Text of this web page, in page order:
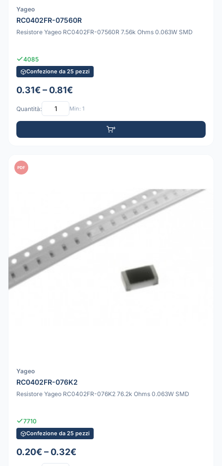
Yageo
RC0402FR-07560R
Resistore Yageo RC0402FR-07560R 7.56k Ohms 0.063W SMD
4085
Confezione da 25 pezzi
0.31€ – 0.81€
Quantità: Min: 1
PDF
Yageo
RC0402FR-076K2
Resistore Yageo RC0402FR-076K2 76.2k Ohms 0.063W SMD
7710
Confezione da 25 pezzi
0.20€ – 0.32€